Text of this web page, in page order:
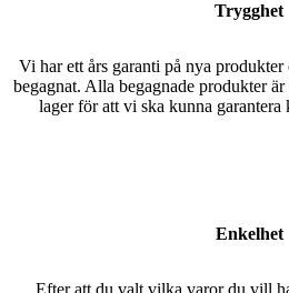
Trygghet
Vi har ett års garanti på nya produkter
begagnat. Alla begagnade produkter
lager för att vi ska kunna garantera
Enkelhet